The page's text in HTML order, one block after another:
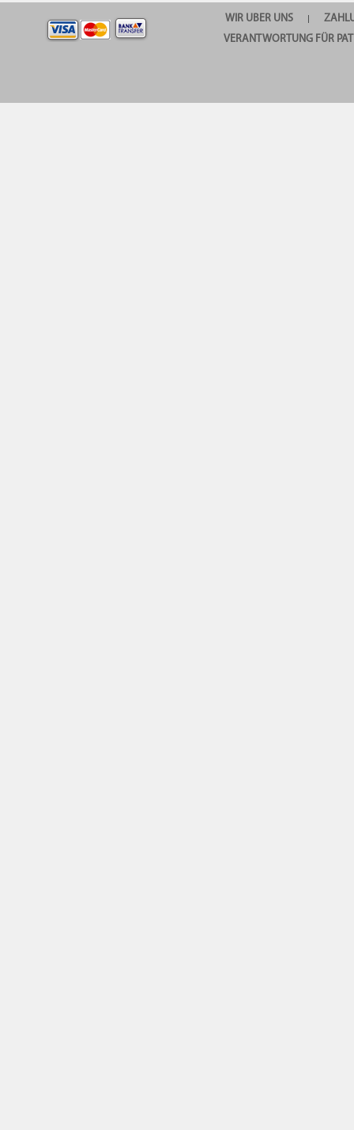
WIR UBER UNS |
VERANTWORTUNG FÜR